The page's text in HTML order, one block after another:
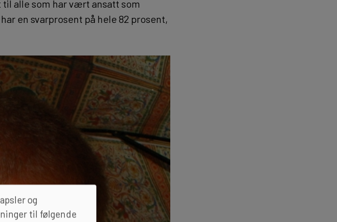
alle som har vært ansatt som
en svarprosent på hele 82 prosent,
og
til følgende